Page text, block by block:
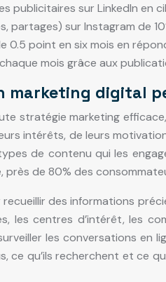
publicitaires sur LinkedIn en
partages) sur Instagram
point en six mois en
mois grâce aux
marketing digital
stratégie marketing
intérêts, de leurs
de contenu qui les
de 80% des
des informations
les centres d’intérêt, les
les conversations
ce qu’ils recherchent et ce